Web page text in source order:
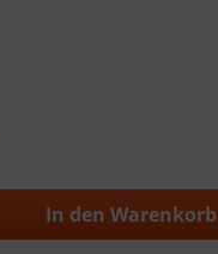
In den Warenkorb